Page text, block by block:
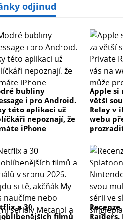
odjinud
bubliny
i pro Android.
této aplikaci už
nepoznají, že
iPhone
Apple si
větší
Relay v
webu
a 30
filmů